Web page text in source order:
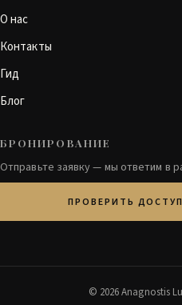
О нас
Контакты
Гид
Блог
БРОНИРОВАНИЕ
Отправьте заявку — мы ответим в
ПРОВЕРИТЬ
© 2026 Anagnostis